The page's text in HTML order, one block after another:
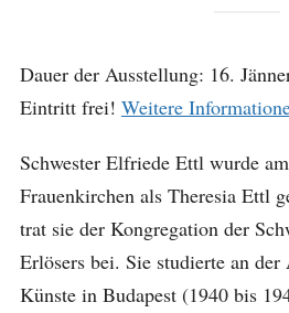
Dauer der Ausstellung: 16.
Eintritt frei! Weitere
Schwester Elfriede Ettl wurde
Frauenkirchen als Theresia Ettl
trat sie der Kongregation der
Erlösers bei. Sie studierte an
Künste in Budapest (1940 bis